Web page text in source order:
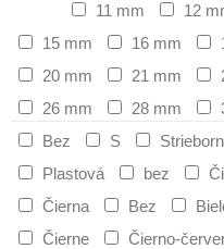
11 mm
12
15 mm
16 mm
20 mm
21 mm
26 mm
28 mm
Bez
S
Plastová
bez
Čierna
Bez
Čierne
Čierno-